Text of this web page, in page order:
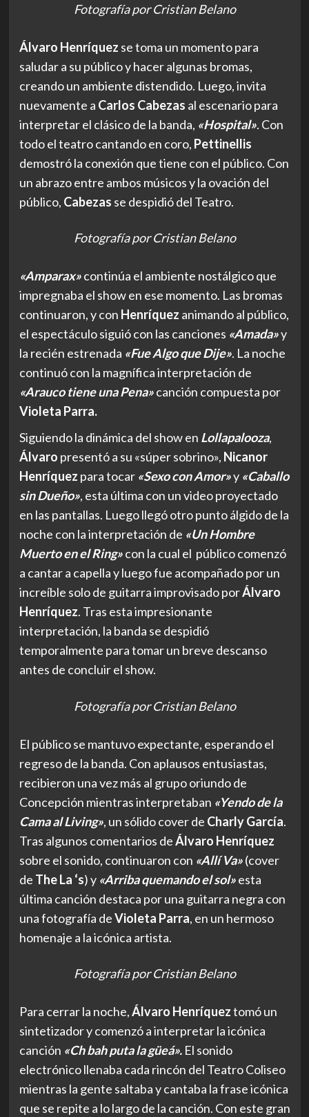
Fotografía por Cristian Belano
Álvaro Henríquez se toma un momento para
saludar a su público y hacer algunas bromas,
creando un ambiente distendido. Luego, invita
nuevamente a Carlos Cabezas al escenario para
interpretar el clásico de la banda, «Hospital». Con
todo el teatro cantando en coro, Pettinellis
demostró la conexión que tiene con el público. Con
un abrazo entre ambos músicos y la ovación del
público, Cabezas se despidió del Teatro.
Fotografía por Cristian Belano
«Amparax» continúa el ambiente nostálgico que
impregnaba el show en ese momento. Las bromas
continuaron, y con Henríquez animando al público,
el espectáculo siguió con las canciones «Amada»y
la recién estrenada «Fue Algo que Dije». La noche
continuó con la magnífica interpretación de
«Arauco tiene una Pena»canción compuesta por
Violeta Parra.
Siguiendo la dinámica del show en Lollapalooza,
Álvaro presentó a su «súper sobrino», Nicanor
Henríquez para tocar «Sexo con Amor»y «Caballo
sin Dueño», esta última con un video proyectado
en las pantallas. Luego llegó otro punto álgido de la
noche con la interpretación de «Un Hombre
Muerto en el Ring» con la cual el público comenzó
a cantar a capella y luego fue acompañado por un
increíble solo de guitarra improvisado porÁlvaro
Henríquez. Tras esta impresionante
interpretación, la banda se despidió
temporalmente para tomar un breve descanso
antes de concluir el show.
Fotografía por Cristian Belano
El público se mantuvo expectante, esperando el
regreso de la banda. Con aplausos entusiastas,
recibieron una vez más al grupo oriundo de
Concepción mientras interpretaban «Yendo de la
Cama al Living», un sólido cover de Charly García.
Tras algunos comentarios deÁlvaro Henríquez
sobre el sonido, continuaron con «Allí Va»(cover
de The La ‘s) y «Arriba quemando el sol»esta
última canción destaca por una guitarra negra con
una fotografía deVioleta Parra, en un hermoso
homenaje a la icónica artista.
Fotografía por Cristian Belano
Para cerrar la noche,Álvaro Henríqueztomó un
sintetizador y comenzó a interpretar la icónica
canción «Ch bah puta la güeá».El sonido
electrónico llenaba cada rincón del Teatro Coliseo
mientras la gente saltaba y cantaba la frase icónica
que se repite a lo largo de la canción. Con este gran